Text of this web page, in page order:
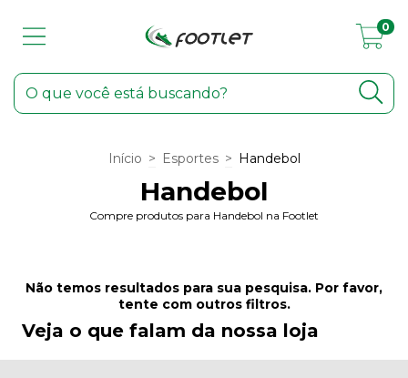
0
Início > Esportes > Handebol
Handebol
Compre produtos para Handebol na Footlet
Não temos resultados para sua pesquisa. Por favor,
tente com outros filtros.
Veja o que falam da nossa loja